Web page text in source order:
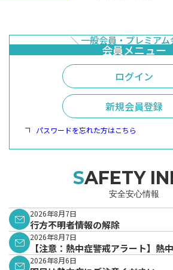
ログイン
新規会員登録
パスワードを忘れた方はこちら
SAFETY
安全安心情報
2026年8月7日
行方不明者情報の解除
2026年8月7日
【注意：熱中症警戒アラート】熱
表されています。
2026年8月6日